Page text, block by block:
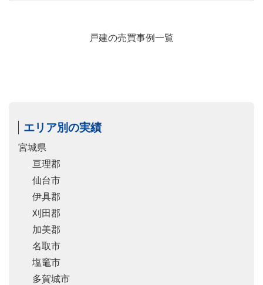
戸建の売買事例一覧
エリア別の実績
宮城県
亘理郡
仙台市
伊具郡
刈田郡
加美郡
名取市
塩竈市
多賀城市